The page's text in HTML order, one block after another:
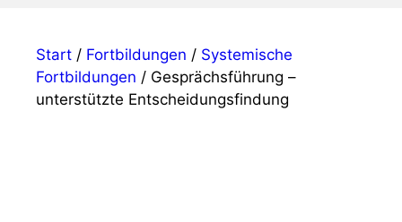
Start / Fortbildungen / Systemische
Fortbildungen / Gesprächsführung –
unterstützte Entscheidungsfindung